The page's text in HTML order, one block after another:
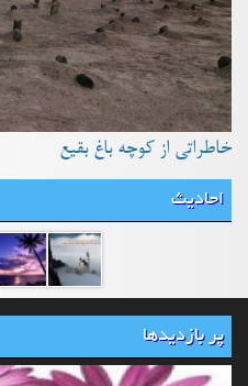
خاطراتی از کوچه باغ بقیع
احادیث
پر بازدیدها